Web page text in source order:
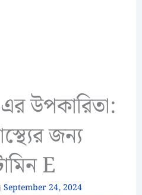
উপকারিতা:
জন্য
E
September 24, 2024